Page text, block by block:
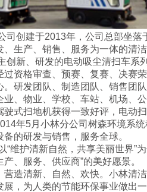
生产、销售、服务为一体的清
、研发的电动吸尘清扫车系
资格审查、预赛、复赛、决赛
。研发团队、制造团队、销售团
、物业、学校、车站、机场、
式扫地机获得一致好评，电动
年5月小林分公司树森环境系
备的研发与销售，服务全球。
“维护清新自然，共享美丽世界”
产、服务、供应商”的美好愿
营造清新、自然、欢快。小林清
人类的节能环保事业做出一份贡献。